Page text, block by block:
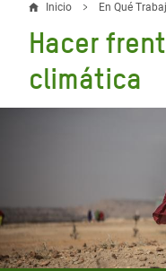
Sobrescribir
enlaces
de
ayuda
navegación
Inicio En Qué
Hacer
climática